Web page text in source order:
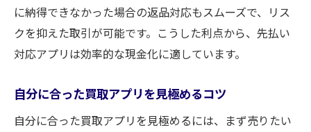
に納得できなかった場合の返品対応もスムーズで、リス
クを抑えた取引が可能です。こうした利点から、先払い
対応アプリは効率的な現金化に適しています。
自分に合った買取アプリを見極めるコツ
自分に合った買取アプリを見極めるには、まず売りたい